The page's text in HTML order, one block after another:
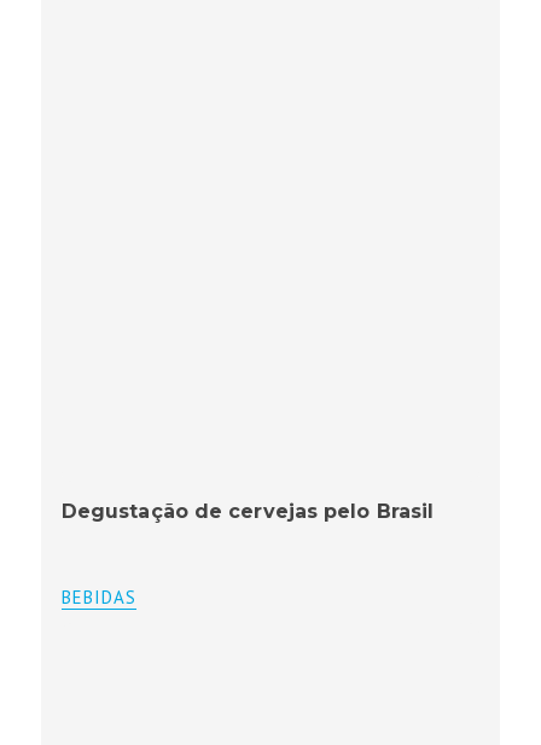
Degustação de cervejas pelo Brasil
BEBIDAS